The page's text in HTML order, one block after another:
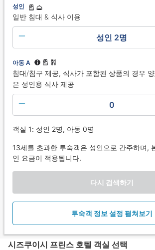
성인
일반 침대 & 식사 이용
성인 2명
아동 A
침대/침구 제공, 식사가 포함된 상품의 경우
은 성인용 식사 제공
0
객실 1: 성인 2명, 아동 0명
13세를 초과한 투숙객은 성인으로 간주하며,
인 요금이 적용됩니다.
다시 검색하기
투숙객 정보 설정 펼쳐보기
시즈쿠이시 프린스 호텔 객실 선택